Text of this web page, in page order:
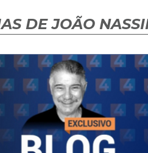
DE JOÃO